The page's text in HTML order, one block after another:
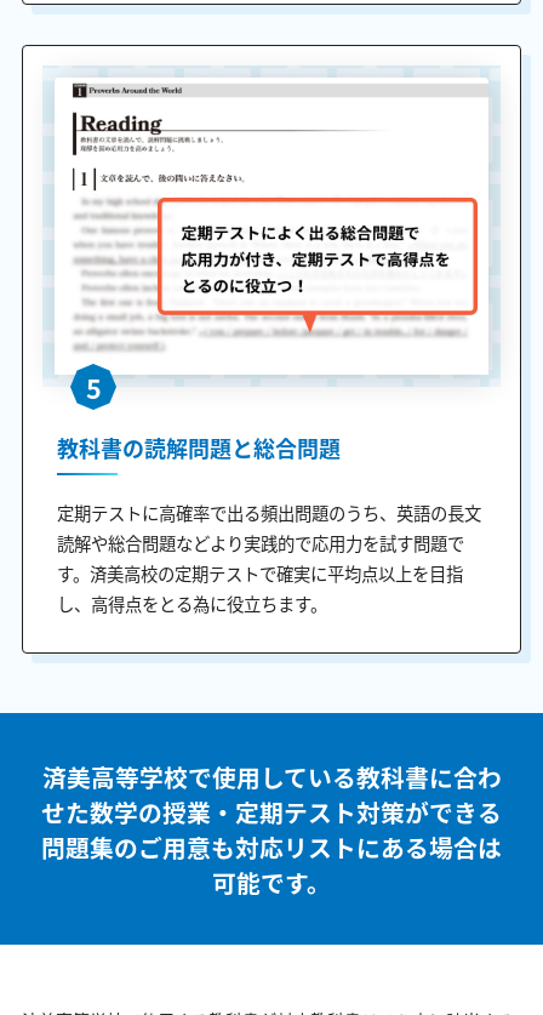
5
教科書の読解問題と総合問題
定期テストに高確率で出る頻出問題のうち、英語の長文
読解や総合問題などより実践的で応用力を試す問題で
す。済美高校の定期テストで確実に平均点以上を目指
し、高得点をとる為に役立ちます。
済美高等学校で使用している教科書に合わ
せた数学の授業・定期テスト対策ができる
問題集のご用意も対応リストにある場合は
可能です。